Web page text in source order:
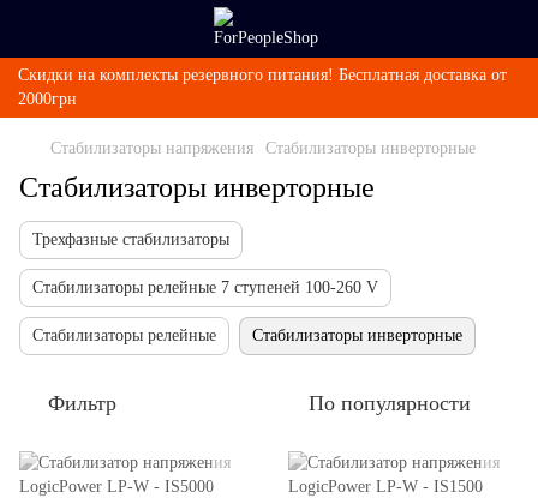
Скидки на комплекты резервного питания! Бесплатная доставка от
2000грн
Стабилизаторы напряжения Стабилизаторы инверторные
Стабилизаторы инверторные
Трехфазные стабилизаторы
Стабилизаторы релейные 7 ступеней 100-260 V
Стабилизаторы релейные Стабилизаторы инверторные
Фильтр По популярности